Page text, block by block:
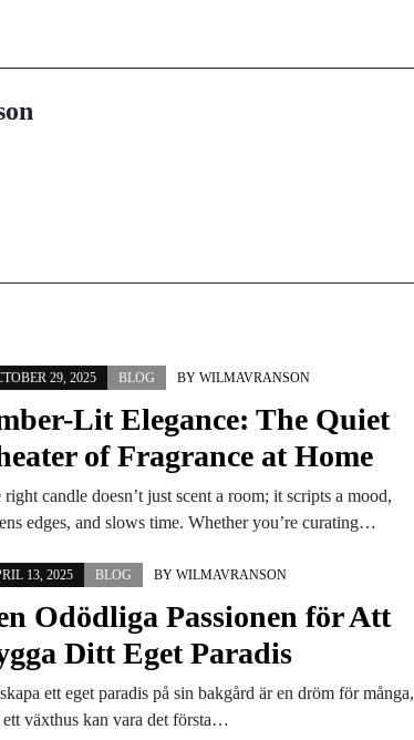
29, 2025 BLOG BY WILMAVRANSON
Lit Elegance: The Quiet
of Fragrance at Home
right candle doesn’t just scent a room; it scripts a mood,
edges, and slows time. Whether you’re curating…
13, 2025 BLOG BY WILMAVRANSON
Odödliga Passionen för Att
Ditt Eget Paradis
ett eget paradis på sin bakgård är en dröm för många,
ett växthus kan vara det första…